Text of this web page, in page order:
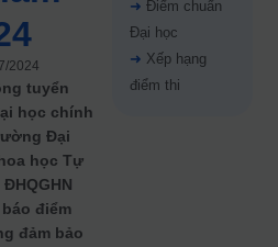
2024
tuyển
học chính
Đại
học Tự
điểm
đảm bảo
➜ Điểm chuẩn
Đại học
➜ Xếp hạng
điểm thi